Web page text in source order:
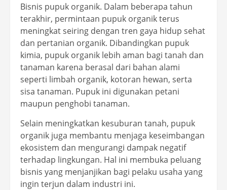
Bisnis pupuk organik. Dalam beberapa tahun
terakhir, permintaan pupuk organik terus
meningkat seiring dengan tren gaya hidup sehat
dan pertanian organik. Dibandingkan pupuk
kimia, pupuk organik lebih aman bagi tanah dan
tanaman karena berasal dari bahan alami
seperti limbah organik, kotoran hewan, serta
sisa tanaman. Pupuk ini digunakan petani
maupun penghobi tanaman.
Selain meningkatkan kesuburan tanah, pupuk
organik juga membantu menjaga keseimbangan
ekosistem dan mengurangi dampak negatif
terhadap lingkungan. Hal ini membuka peluang
bisnis yang menjanjikan bagi pelaku usaha yang
ingin terjun dalam industri ini.